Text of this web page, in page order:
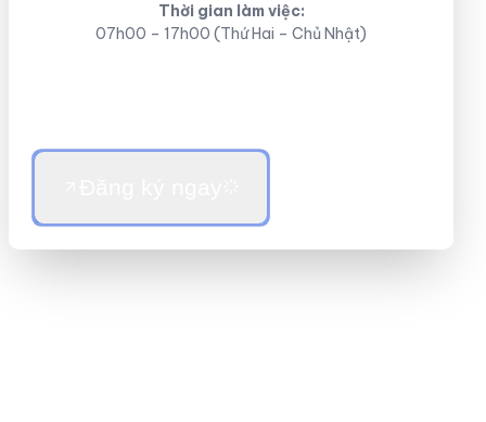
Thời gian làm việc:
07h00 – 17h00 (Thứ Hai – Chủ Nhật)